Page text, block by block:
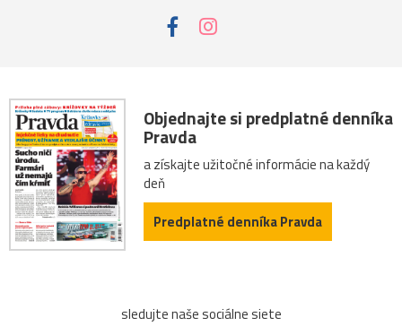
Objednajte si predplatné denníka
Pravda
a získajte užitočné informácie na každý
deň
Predplatné denníka Pravda
sledujte naše sociálne siete